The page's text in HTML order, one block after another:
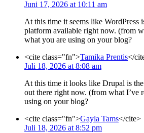
Juni 17, 2026 at 10:11 am
At this time it seems like WordPress
platform available right now. (from
what you are using on your blog?
<cite class="fn">Tamika Prentis</
Juli 18, 2026 at 8:08 am
At this time it looks like Drupal is
out there right now. (from what I’ve
using on your blog?
<cite class="fn">Gayla Tams</cite>
Juli 18, 2026 at 8:52 pm